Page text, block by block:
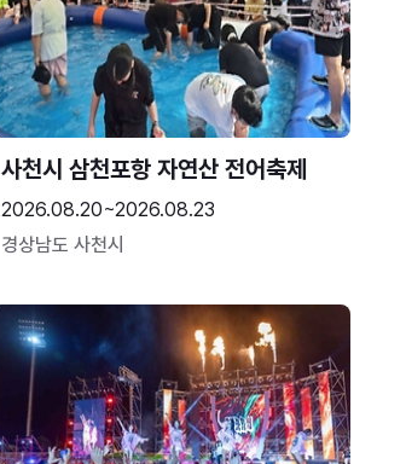
사천시 삼천포항 자연산 전어축제
2026.08.20~2026.08.23
경상남도 사천시